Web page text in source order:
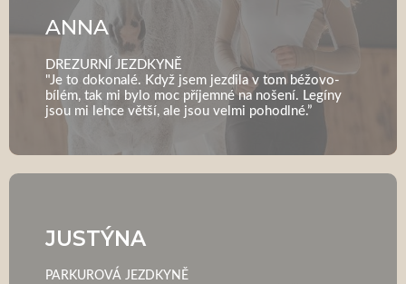
ANNA
DREZURNÍ JEZDKYNĚ
"Je to dokonalé. Když jsem jezdila v tom béžovo-
bílém, tak mi bylo moc příjemné na nošení. Legíny
jsou mi lehce větší, ale jsou velmi pohodlné.”
JUSTÝNA
PARKUROVÁ JEZDKYNĚ